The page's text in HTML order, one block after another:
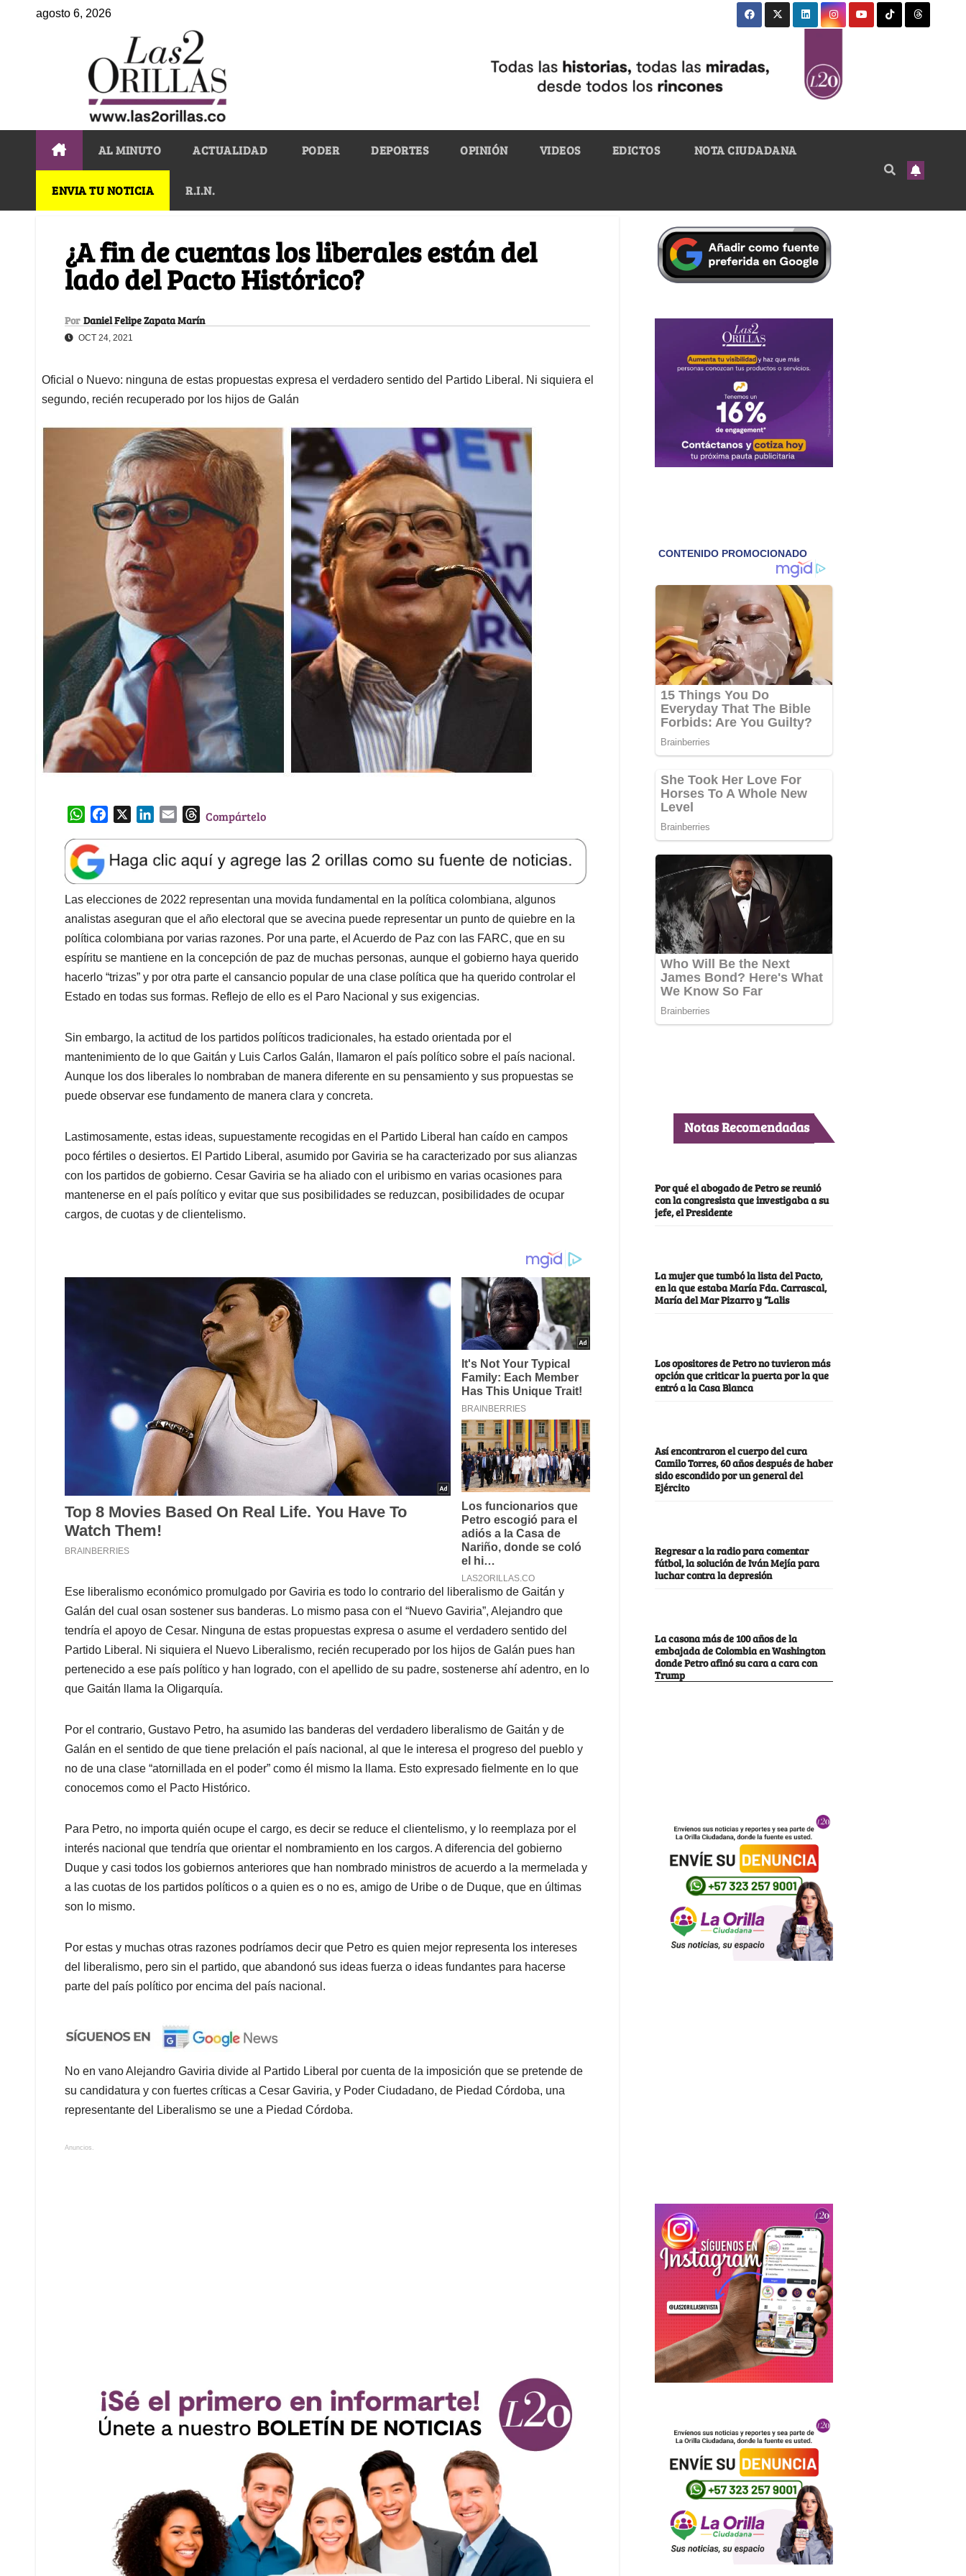
agosto 6, 2026
AL MINUTO ACTUALIDAD PODER DEPORTES OPINIÓN VIDEOS EDICTOS NOTA CIUDADANA
ENVIA TU NOTICIA R.I.N.
¿A fin de cuentas los liberales están del
lado del Pacto Histórico?
Por Daniel Felipe Zapata Marín
OCT 24, 2021
Oficial o Nuevo: ninguna de estas propuestas expresa el verdadero sentido del Partido Liberal. Ni siquiera el
segundo, recién recuperado por los hijos de Galán
W
a
t
s
A
p
p
e
b
o
o
k
k
e
d
I
n
l
T
e
a
d
s
Compártelo
Las elecciones de 2022 representan una movida fundamental en la política colombiana, algunos
analistas aseguran que el año electoral que se avecina puede representar un punto de quiebre en la
política colombiana por varias razones. Por una parte, el Acuerdo de Paz con las FARC, que en su
espíritu se mantiene en la concepción de paz de muchas personas, aunque el gobierno haya querido
hacerlo “trizas” y por otra parte el cansancio popular de una clase política que ha querido controlar el
Estado en todas sus formas. Reflejo de ello es el Paro Nacional y sus exigencias.
Sin embargo, la actitud de los partidos políticos tradicionales, ha estado orientada por el
mantenimiento de lo que Gaitán y Luis Carlos Galán, llamaron el país político sobre el país nacional.
Aunque los dos liberales lo nombraban de manera diferente en su pensamiento y sus propuestas se
puede observar ese fundamento de manera clara y concreta.
Lastimosamente, estas ideas, supuestamente recogidas en el Partido Liberal han caído en campos
poco fértiles o desiertos. El Partido Liberal, asumido por Gaviria se ha caracterizado por sus alianzas
con los partidos de gobierno. Cesar Gaviria se ha aliado con el uribismo en varias ocasiones para
mantenerse en el país político y evitar que sus posibilidades se reduzcan, posibilidades de ocupar
cargos, de cuotas y de clientelismo.
Ese liberalismo económico promulgado por Gaviria es todo lo contrario del liberalismo de Gaitán y
Galán del cual osan sostener sus banderas. Lo mismo pasa con el “Nuevo Gaviria”, Alejandro que
tendría el apoyo de Cesar. Ninguna de estas propuestas expresa o asume el verdadero sentido del
Partido Liberal. Ni siquiera el Nuevo Liberalismo, recién recuperado por los hijos de Galán pues han
pertenecido a ese país político y han logrado, con el apellido de su padre, sostenerse ahí adentro, en lo
que Gaitán llama la Oligarquía.
Por el contrario, Gustavo Petro, ha asumido las banderas del verdadero liberalismo de Gaitán y de
Galán en el sentido de que tiene prelación el país nacional, al que le interesa el progreso del pueblo y
no de una clase “atornillada en el poder” como él mismo la llama. Esto expresado fielmente en lo que
conocemos como el Pacto Histórico.
Para Petro, no importa quién ocupe el cargo, es decir se reduce el clientelismo, y lo reemplaza por el
interés nacional que tendría que orientar el nombramiento en los cargos. A diferencia del gobierno
Duque y casi todos los gobiernos anteriores que han nombrado ministros de acuerdo a la mermelada y
a las cuotas de los partidos políticos o a quien es o no es, amigo de Uribe o de Duque, que en últimas
son lo mismo.
Por estas y muchas otras razones podríamos decir que Petro es quien mejor representa los intereses
del liberalismo, pero sin el partido, que abandonó sus ideas fuerza o ideas fundantes para hacerse
parte del país político por encima del país nacional.
No en vano Alejandro Gaviria divide al Partido Liberal por cuenta de la imposición que se pretende de
su candidatura y con fuertes críticas a Cesar Gaviria, y Poder Ciudadano, de Piedad Córdoba, una
representante del Liberalismo se une a Piedad Córdoba.
Anuncios.
Notas Recomendadas
Por qué el abogado de Petro se reunió
con la congresista que investigaba a su
jefe, el Presidente
La mujer que tumbó la lista del Pacto,
en la que estaba María Fda. Carrascal,
María del Mar Pizarro y “Lalis
Los opositores de Petro no tuvieron más
opción que criticar la puerta por la que
entró a la Casa Blanca
Así encontraron el cuerpo del cura
Camilo Torres, 60 años después de haber
sido escondido por un general del
Ejército
Regresar a la radio para comentar
fútbol, la solución de Iván Mejía para
luchar contra la depresión
La casona más de 100 años de la
embajada de Colombia en Washington
donde Petro afinó su cara a cara con
Trump